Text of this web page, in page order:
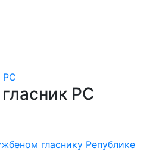
РС
гласнику Републике